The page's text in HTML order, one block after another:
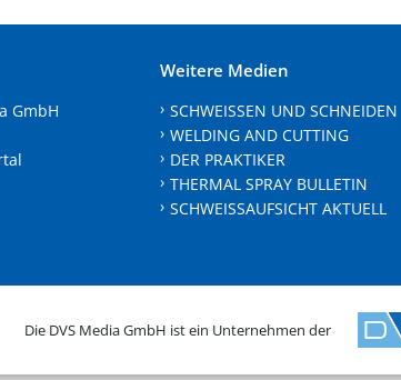
GmbH
Weitere Medien
SCHWEISSEN UND SCHNEIDEN
WELDING AND CUTTING
DER PRAKTIKER
THERMAL SPRAY BULLETIN
SCHWEISSAUFSICHT AKTUELL
Die DVS Media GmbH ist ein Unternehmen der